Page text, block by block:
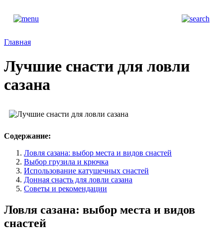
Главная
Лучшие снасти для ловли
сазана
Содержание:
Ловля сазана: выбор места и видов снастей
Выбор грузила и крючка
Использование катушечных снастей
Донная снасть для ловли сазана
Советы и рекомендации
Ловля сазана: выбор места и видов
снастей